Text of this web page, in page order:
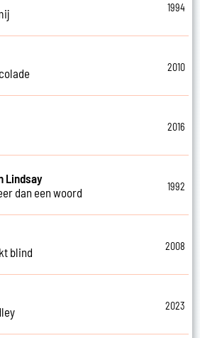
1994
2010
2016
Lindsay
dan een woord
1992
blind
2008
2023